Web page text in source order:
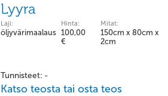
Lyyra
Laji:
öljyvärimaalaus
Hinta:
100,00
€
Mitat:
150cm x 80cm x
2cm
Tunnisteet: -
Katso teosta tai osta teos